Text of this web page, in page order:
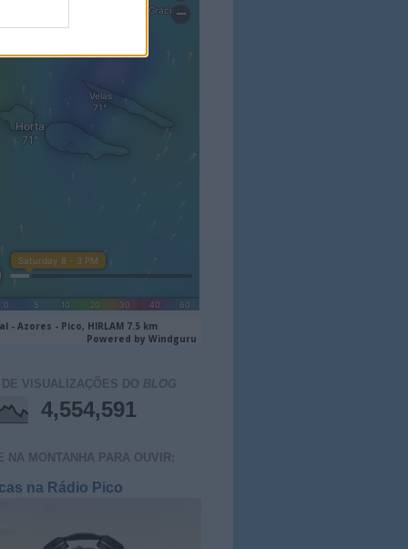
VISUALIZAÇÕES DO BLOG
4,554,591
NA MONTANHA PARA OUVIR:
na Rádio Pico